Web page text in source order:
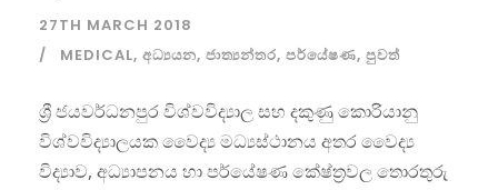
27TH MARCH 2018
MEDICAL, අධ්‍යයන, ජාත්‍යන්තර, පර්යේෂණ, පුවත්
ශ්‍රී ජයවර්ධනපුර විශ්වවිද්‍යාල සහ දකුණු කොරියානු
විශ්වවිද්‍යාලයක වෛද්‍ය මධ්‍යස්ථානය අතර වෛද්‍ය
විද්‍යාව, අධ්‍යාපනය හා පර්යේෂණ කේෂ්ත්‍රවල තොරතුරු